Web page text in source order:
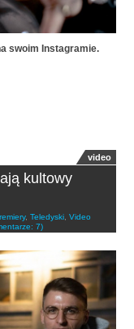
swoim Instagramie.
video
kultowy
, Teledyski Video
7)